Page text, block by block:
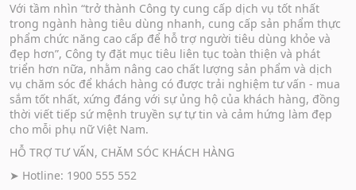
Với tầm nhìn “trở thành Công ty cung cấp dịch vụ tốt nhất
trong ngành hàng tiêu dùng nhanh, cung cấp sản phẩm thực
phẩm chức năng cao cấp để hỗ trợ người tiêu dùng khỏe và
đẹp hơn”, Công ty đặt mục tiêu liên tục toàn thiện và phát
triển hơn nữa, nhằm nâng cao chất lượng sản phẩm và dịch
vụ chăm sóc để khách hàng có được trải nghiệm tư vấn - mua
sắm tốt nhất, xứng đáng với sự ủng hộ của khách hàng, đồng
thời viết tiếp sứ mệnh truyền sự tự tin và cảm hứng làm đẹp
cho mỗi phụ nữ Việt Nam.
HỖ TRỢ TƯ VẤN, CHĂM SÓC KHÁCH HÀNG
➤ Hotline: 1900 555 552